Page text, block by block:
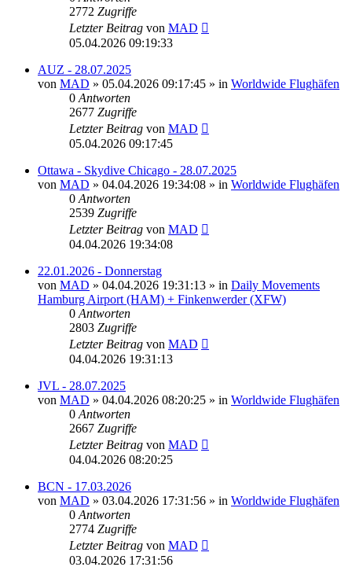
2772 Zugriffe
Letzter Beitrag von MAD
05.04.2026 09:19:33
AUZ - 28.07.2025
von MAD » 05.04.2026 09:17:45 » in Worldwide Flughäfen
0 Antworten
2677 Zugriffe
Letzter Beitrag von MAD
05.04.2026 09:17:45
Ottawa - Skydive Chicago - 28.07.2025
von MAD » 04.04.2026 19:34:08 » in Worldwide Flughäfen
0 Antworten
2539 Zugriffe
Letzter Beitrag von MAD
04.04.2026 19:34:08
22.01.2026 - Donnerstag
von MAD » 04.04.2026 19:31:13 » in Daily Movements
Hamburg Airport (HAM) + Finkenwerder (XFW)
0 Antworten
2803 Zugriffe
Letzter Beitrag von MAD
04.04.2026 19:31:13
JVL - 28.07.2025
von MAD » 04.04.2026 08:20:25 » in Worldwide Flughäfen
0 Antworten
2667 Zugriffe
Letzter Beitrag von MAD
04.04.2026 08:20:25
BCN - 17.03.2026
von MAD » 03.04.2026 17:31:56 » in Worldwide Flughäfen
0 Antworten
2774 Zugriffe
Letzter Beitrag von MAD
03.04.2026 17:31:56